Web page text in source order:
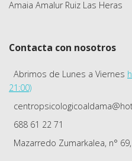
Amaia Amalur Ruiz Las Heras
Contacta con nosotros
Abrimos de Lunes a Viernes
21:00)
688 61 22 71
Mazarredo Zumarkalea, n°